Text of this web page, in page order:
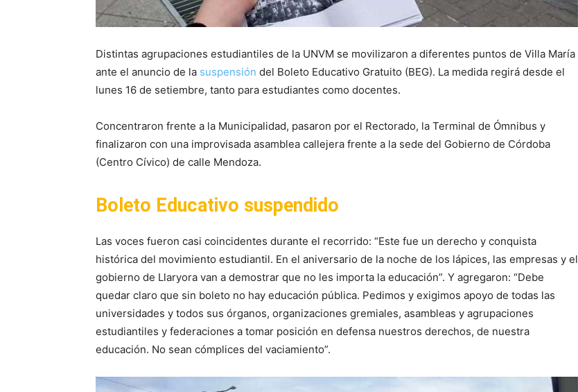
Distintas agrupaciones estudiantiles de la UNVM se movilizaron a diferentes puntos de Villa María
ante el anuncio de la suspensión del Boleto Educativo Gratuito (BEG). La medida regirá desde el
lunes 16 de setiembre, tanto para estudiantes como docentes.
Concentraron frente a la Municipalidad, pasaron por el Rectorado, la Terminal de Ómnibus y
finalizaron con una improvisada asamblea callejera frente a la sede del Gobierno de Córdoba
(Centro Cívico) de calle Mendoza.
Boleto Educativo suspendido
Las voces fueron casi coincidentes durante el recorrido: “Este fue un derecho y conquista
histórica del movimiento estudiantil. En el aniversario de la noche de los lápices, las empresas y el
gobierno de Llaryora van a demostrar que no les importa la educación”. Y agregaron: “Debe
quedar claro que sin boleto no hay educación pública. Pedimos y exigimos apoyo de todas las
universidades y todos sus órganos, organizaciones gremiales, asambleas y agrupaciones
estudiantiles y federaciones a tomar posición en defensa nuestros derechos, de nuestra
educación. No sean cómplices del vaciamiento”.